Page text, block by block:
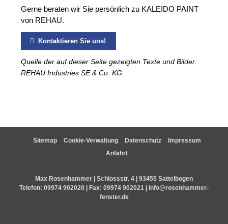
Gerne beraten wir Sie persönlich zu KALEIDO PAINT
von REHAU.
Kontaktieren Sie uns!
Quelle der auf dieser Seite gezeigten Texte und Bilder:
REHAU Industries SE & Co. KG
Sitemap Cookie-Verwaltung Datenschutz
Impressum
Anfahrt
Max Rosenhammer | Schlossstr. 4 | 93455 Sattelbogen
Telefon: 09974 902020 | Fax: 09974 902021 | info@rosenhammer-
fenster.de